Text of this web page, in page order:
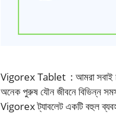
Vigorex Tablet : আমরা সবাই
অনেক পুরুষ যৌন জীবনে বিভিন্ন
Vigorex ট্যাবলেট একটি বহুল